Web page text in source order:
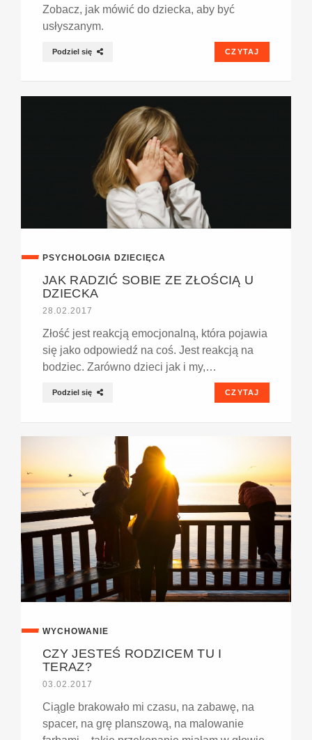
Zobacz, jak mówić do dziecka, aby być
usłyszanym.
Podziel się CZYTAJ
PSYCHOLOGIA DZIECIĘCA
JAK RADZIĆ SOBIE ZE ZŁOŚCIĄ U
DZIECKA
28.02.2017
Złość jest reakcją emocjonalną, która pojawia
się jako odpowiedź na coś. Jest reakcją na
bodziec. Zarówno dzieci jak i my,…
Podziel się CZYTAJ
WYCHOWANIE
CZY JESTEŚ RODZICEM TU I
TERAZ?
03.02.2017
Ciągle brakowało mi czasu, na zabawę, na
spacer, na grę planszową, na malowanie